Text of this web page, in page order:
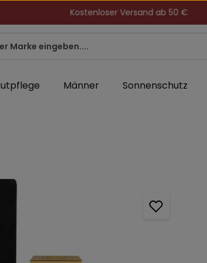
Kostenloser Versand ab 50 €
Männer Sonnenschutz